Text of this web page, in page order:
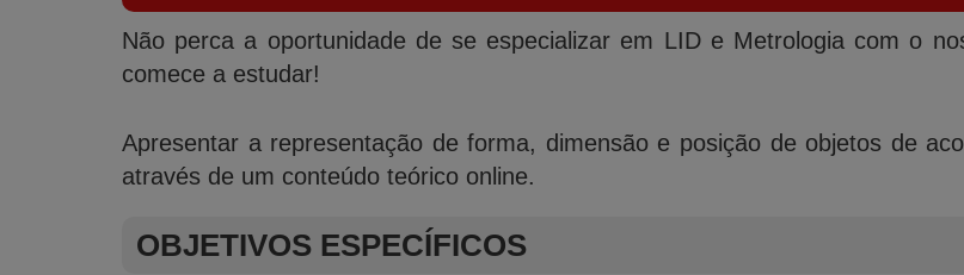
Não perca a oportunidade de se especializar em LID e Metrologia com o
comece a estudar!
Apresentar a representação de forma, dimensão e posição de objetos de
através de um conteúdo teórico online.
OBJETIVOS ESPECÍFICOS